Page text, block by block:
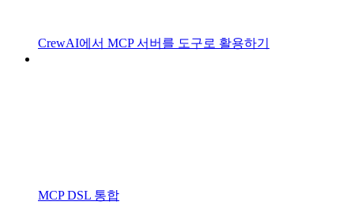
CrewAI에서 MCP 서버를 도구로 활용하기
MCP DSL 통합